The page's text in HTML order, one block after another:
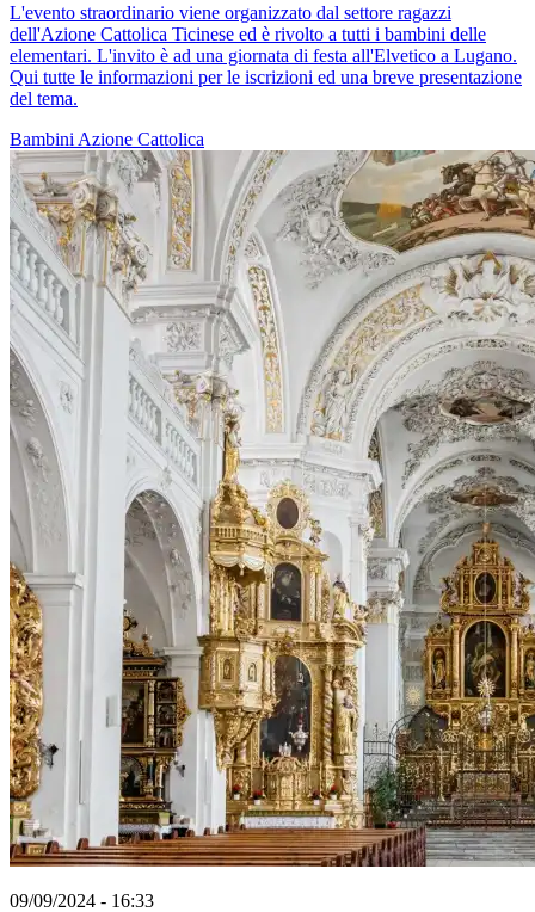
L'evento straordinario viene organizzato dal settore ragazzi
dell'Azione Cattolica Ticinese ed è rivolto a tutti i bambini delle
elementari. L'invito è ad una giornata di festa all'Elvetico a Lugano.
Qui tutte le informazioni per le iscrizioni ed una breve presentazione
del tema.
Bambini Azione Cattolica
09/09/2024 - 16:33